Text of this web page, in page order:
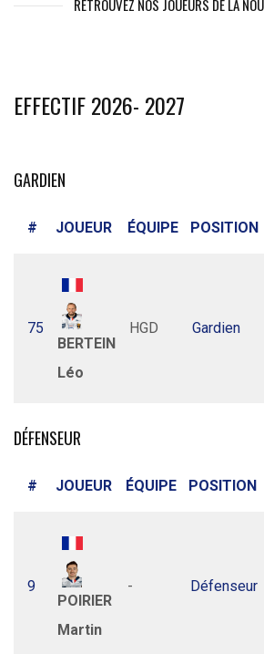
RETROUVEZ NOS JOUEURS DE LA
EFFECTIF 2026- 2027
GARDIEN
# JOUEUR ÉQUIPE POSITION
75
BERTEIN
Léo
HGD Gardien
DÉFENSEUR
# JOUEUR ÉQUIPE POSITION
9
POIRIER
Martin
- Défenseur